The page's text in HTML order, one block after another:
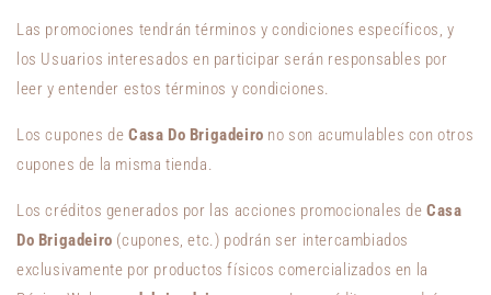
Las promociones tendrán términos y condiciones específicos, y
los Usuarios interesados en participar serán responsables por
leer y entender estos términos y condiciones.
Los cupones de Casa Do Brigadeiro no son acumulables con otros
cupones de la misma tienda.
Los créditos generados por las acciones promocionales deCasa
Do Brigadeiro (cupones, etc.) podrán ser intercambiados
exclusivamente por productos físicos comercializados en la